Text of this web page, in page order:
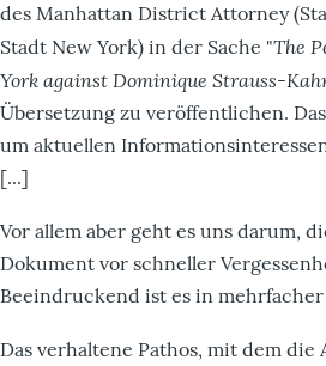
des Manhattan District Attorney
Stadt New York) in der Sache "The
York against Dominique Strauss-
Übersetzung zu veröffentlichen.
um aktuellen
[...]
Vor allem aber geht es uns darum,
Dokument vor schneller
Beeindruckend ist es in
Das verhaltene Pathos, mit dem